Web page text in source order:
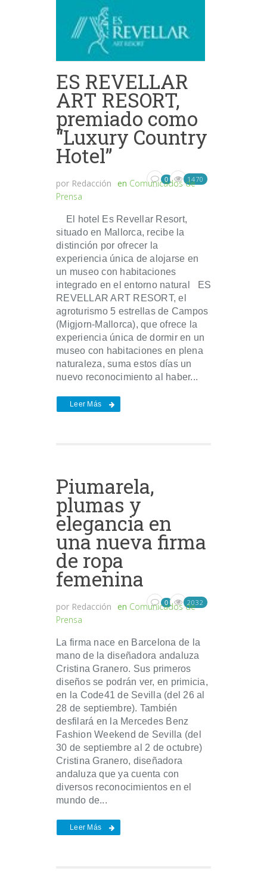
ES REVELLAR
ART RESORT,
premiado como
“Luxury Country
Hotel”
por Redacción en Comunicados de
Prensa
0 1470
El hotel Es Revellar Resort,
situado en Mallorca, recibe la
distinción por ofrecer la
experiencia única de alojarse en
un museo con habitaciones
integrado en el entorno natural ES
REVELLAR ART RESORT, el
agroturismo 5 estrellas de Campos
(Migjorn-Mallorca), que ofrece la
experiencia única de dormir en un
museo con habitaciones en plena
naturaleza, suma estos días un
nuevo reconocimiento al haber...
Leer Más
Piumarela,
plumas y
elegancia en
una nueva firma
de ropa
femenina
por Redacción en Comunicados de
Prensa
0 2032
La firma nace en Barcelona de la
mano de la diseñadora andaluza
Cristina Granero. Sus primeros
diseños se podrán ver, en primicia,
en la Code41 de Sevilla (del 26 al
28 de septiembre). También
desfilará en la Mercedes Benz
Fashion Weekend de Sevilla (del
30 de septiembre al 2 de octubre)
Cristina Granero, diseñadora
andaluza que ya cuenta con
diversos reconocimientos en el
mundo de...
Leer Más